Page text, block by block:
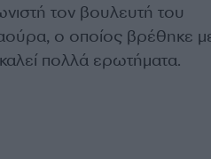
τον βουλευτή του
ο οποίος βρέθηκε
πολλά ερωτήματα.